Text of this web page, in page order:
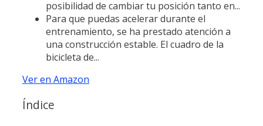
posibilidad de cambiar tu posición tanto en...
Para que puedas acelerar durante el
entrenamiento, se ha prestado atención a
una construcción estable. El cuadro de la
bicicleta de...
Ver en Amazon
Índice